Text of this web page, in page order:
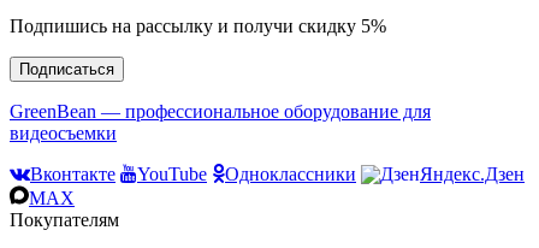
Подпишись на рассылку и получи скидку 5%
Подписаться
GreenBean — профессиональное оборудование для
видеосъемки
Вконтакте
YouTube Одноклассники
Яндекс.Дзен
MAX
Покупателям